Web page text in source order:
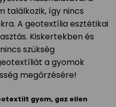
találkozik, így nincs
A geotextília esztétikai
Kiskertekben és
szükség
a gyomok
megőrzésére!
gyom, gaz ellen